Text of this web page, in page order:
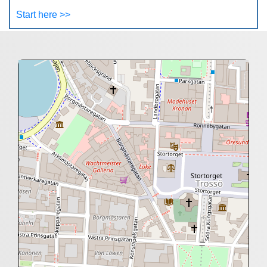
Start here >>